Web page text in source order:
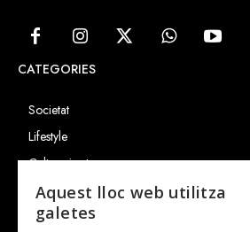
CATEGORIES
Societat
Lifestyle
Cultura i art
Entrevistes
Gastronomia
Aquest lloc web utilitza
galetes